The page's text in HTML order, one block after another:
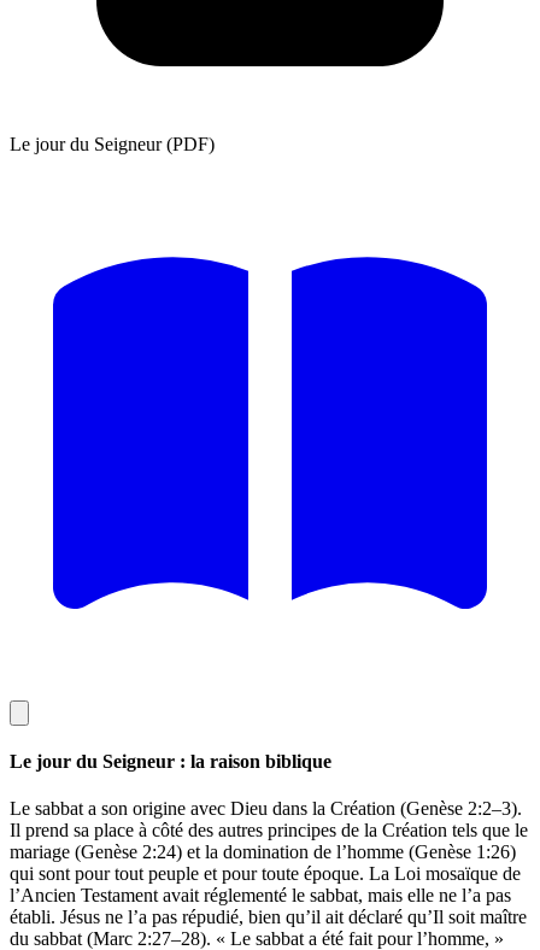
Le jour du Seigneur (PDF)
Le jour du Seigneur : la raison biblique
Le sabbat a son origine avec Dieu dans la Création (Genèse 2:2–3).
Il prend sa place à côté des autres principes de la Création tels que le
mariage (Genèse 2:24) et la domination de l’homme (Genèse 1:26)
qui sont pour tout peuple et pour toute époque. La Loi mosaïque de
l’Ancien Testament avait réglementé le sabbat, mais elle ne l’a pas
établi. Jésus ne l’a pas répudié, bien qu’il ait déclaré qu’Il soit maître
du sabbat (Marc 2:27–28). « Le sabbat a été fait pour l’homme, »